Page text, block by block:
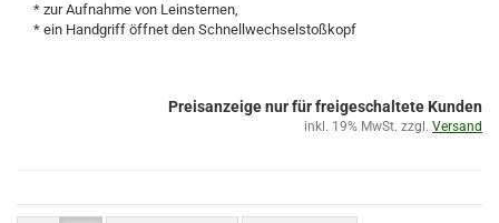
* zur Aufnahme von Leinsternen,
* ein Handgriff öffnet den Schnellwechselstoßkopf
Preisanzeige nur für freigeschaltete Kunden
inkl. 19% MwSt. zzgl. Versand